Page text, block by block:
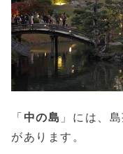
「 中の島 」には、
があります。